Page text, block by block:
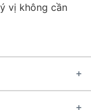
vị không cần